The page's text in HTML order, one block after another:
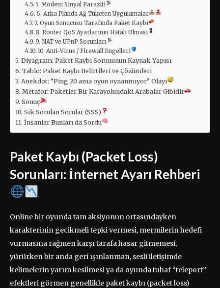
5. Modem Sinyal Paraziti
6. Arka Planda Ağ Tüketen Uygulamalar
7. Oyun Sunucusu Tarafında Paket Kaybı
8. Router QoS Ayarlarının Hatalı Olması
9. NAT ve UPnP Sorunları
10. Anti-Virus / Firewall Engelleri
Diyagram: Paket Kaybı Sorununun Kaynak Yapısı
Tablo: Paket Kaybı Belirtileri ve Çözümleri
Anekdot: “Ping 20 ama oyun oynanmıyor” Olayı
Metafor: Paketler Bir Karayolundaki Arabalar Gibidir
Sonuç
Sık Sorulan Sorular (SSS)
İnsanlar Bunları da Sordu
Paket Kaybı (Packet Loss)
Sorunları: İnternet Ayarı Rehberi
Online bir oyunda tam aksiyonun ortasındayken
karakterinin gecikmeli tepki vermesi, mermilerin hedefi
vurmasına rağmen karşı tarafa hasar gitmemesi,
yürürken bir anda geri ışınlanman, sesli iletişimde
kelimelerin yarım kesilmesi ya da oyunda tuhaf “teleport”
efektleri görmen genellikle paket kaybı (packet loss)